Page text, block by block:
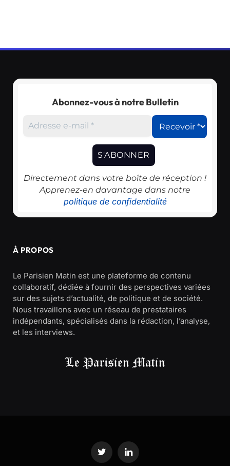
Abonnez-vous à notre Bulletin
Directement dans votre boîte de réception !
Apprenez-en davantage dans notre
politique de confidentialité
À PROPOS
Le Parisien Matin est une plateforme de contenu
collaboratif, dédiée à fournir des perspectives variées
sur des sujets d’actualité, de politique et de société.
Nous travaillons avec un réseau de prestataires
indépendants, spécialisés dans la rédaction, l’analyse,
et les interviews.
Twitter LinkedIn